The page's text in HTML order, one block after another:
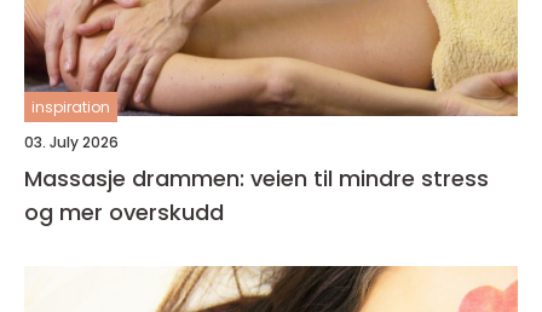
inspiration
03. July 2026
Massasje drammen: veien til mindre stress
og mer overskudd